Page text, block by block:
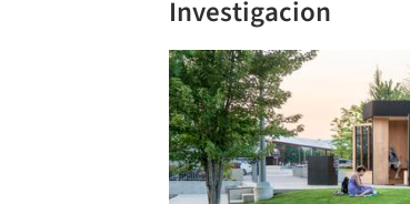
Investigacion